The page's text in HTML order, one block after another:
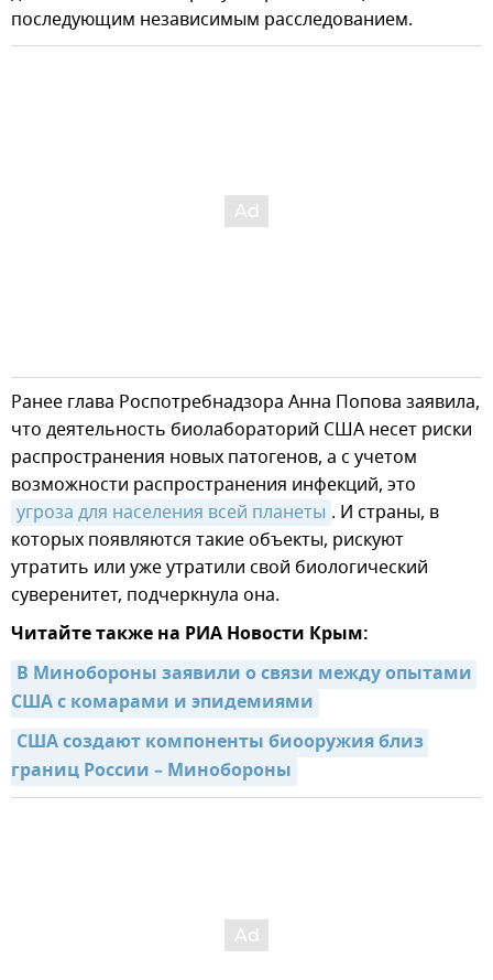
последующим независимым расследованием.
Ранее глава Роспотребнадзора Анна Попова заявила,
что деятельность биолабораторий США несет риски
распространения новых патогенов, а с учетом
возможности распространения инфекций, это
угроза для населения всей планеты . И страны, в
которых появляются такие объекты, рискуют
утратить или уже утратили свой биологический
суверенитет, подчеркнула она.
Читайте также на РИА Новости Крым:
В Минобороны заявили о связи между опытами
США с комарами и эпидемиями
США создают компоненты биооружия близ
границ России – Минобороны